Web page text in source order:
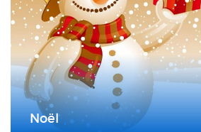
Noël